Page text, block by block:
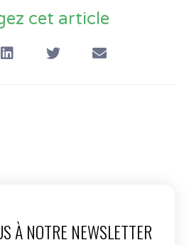
cet article
À NOTRE NEWSLETTER